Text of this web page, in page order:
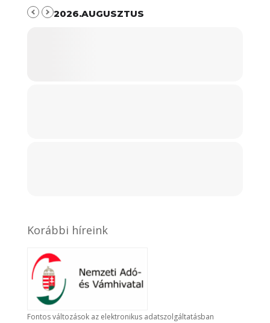
2026.AUGUSZTUS
Korábbi híreink
Fontos változások az elektronikus adatszolgáltatásban